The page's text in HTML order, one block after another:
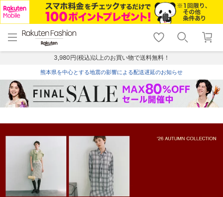
menu home
トップ
shopping_cart lock_outline
ログイン
3,980円(税込)以上のお買い物で送料無料！
熊本県を中心とする地震の影響による配送遅延のお知らせ